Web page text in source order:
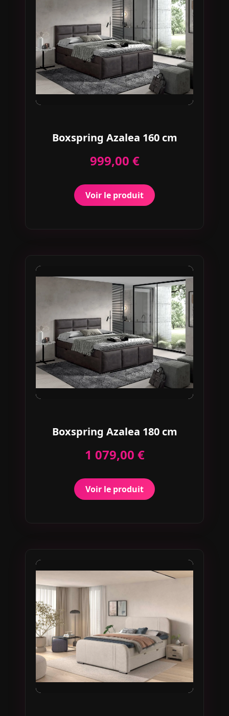
Boxspring Azalea 160 cm
999,00 €
Voir le produit
Boxspring Azalea 180 cm
1 079,00 €
Voir le produit